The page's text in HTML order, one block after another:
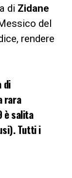
di Zidane
del
rendere
di
rara
è salita
Tutti i